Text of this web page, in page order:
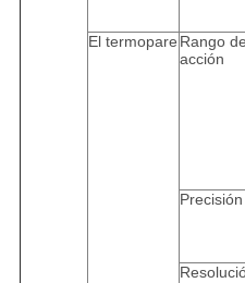
El termopare Rango de
acción
Precisión